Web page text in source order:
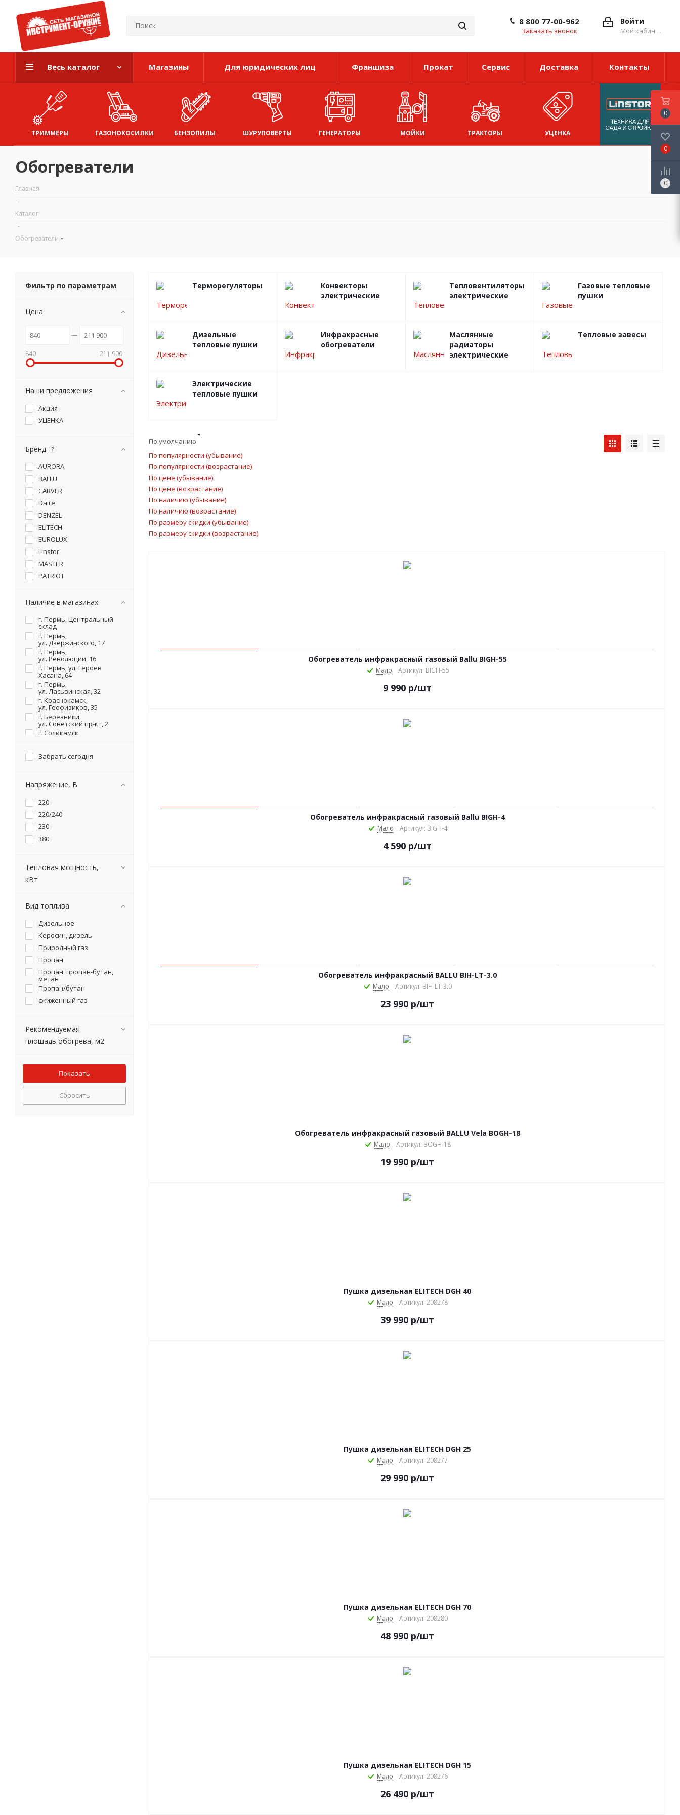
Войти
Мой кабинет
8 800 77-00-962
Заказать звонок
Весь каталог Магазины Для юридических лиц Франшиза Прокат Сервис Доставка Контакты
ТРИММЕРЫ ГАЗОНОКОСИЛКИ БЕНЗОПИЛЫ ШУРУПОВЕРТЫ ГЕНЕРАТОРЫ МОЙКИ ТРАКТОРЫ УЦЕНКА
Обогреватели
Главная
-
Каталог
-
Обогреватели
Терморегуляторы
Конвекторы
электрические
Тепловентиляторы
электрические
Газовые тепловые
пушки
Дизельные
тепловые пушки
Инфракрасные
обогреватели
Маслянные
радиаторы
электрические
Тепловые завесы
Электрические
тепловые пушки
По умолчанию
По популярности (убывание)
По популярности (возрастание)
По цене (убывание)
По цене (возрастание)
По наличию (убывание)
По наличию (возрастание)
По размеру скидки (убывание)
По размеру скидки (возрастание)
Обогреватель инфракрасный газовый Ballu BIGH-55
Мало Артикул: BIGH-55
9 990 р/шт
Обогреватель инфракрасный газовый Ballu BIGH-4
Мало Артикул: BIGH-4
4 590 р/шт
Обогреватель инфракрасный BALLU BIH-LT-3.0
Мало Артикул: BIH-LT-3.0
23 990 р/шт
Обогреватель инфракрасный газовый BALLU Vela BOGH-18
Мало Артикул: BOGH-18
19 990 р/шт
Пушка дизельная ELITECH DGH 40
Мало Артикул: 208278
39 990 р/шт
Пушка дизельная ELITECH DGH 25
Мало Артикул: 208277
29 990 р/шт
Пушка дизельная ELITECH DGH 70
Мало Артикул: 208280
48 990 р/шт
Пушка дизельная ELITECH DGH 15
Мало Артикул: 208276
26 490 р/шт
Фильтр по параметрам
Цена
840 211 900
Наши предложения
Акция
УЦЕНКА
Бренд ?
AURORA
BALLU
CARVER
Daire
DENZEL
ELITECH
EUROLUX
Linstor
MASTER
PATRIOT
WACKER NEUSON
ИНТЕРСКОЛ
МЕХАНИКА
Оазис
ПАРМА
ПРОФТЕПЛО
Профтепло
РЕСАНТА
СОЮЗ
ЭНТУЗИАСТ
Наличие в магазинах
г. Пермь, Центральный
склад
г. Пермь,
ул. Дзержинского, 17
г. Пермь,
ул. Революции, 16
г. Пермь, ул. Героев
Хасана, 64
г. Пермь,
ул. Ласьвинская, 32
г. Краснокамск,
ул. Геофизиков, 35
г. Березники,
ул. Советский пр-кт, 2
г. Соликамск,
Забрать сегодня
Напряжение, В
220
220/240
230
380
Тепловая мощность,
кВт
Вид топлива
Дизельное
Керосин, дизель
Природный газ
Пропан
Пропан, пропан-бутан,
метан
Пропан/бутан
сжиженный газ
Рекомендуемая
площадь обогрева, м2
Сбросить
0
0
0